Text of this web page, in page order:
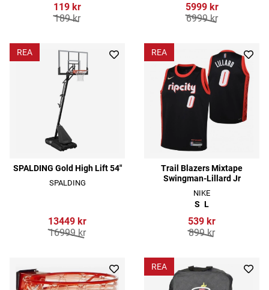
119 kr
189 kr
5999 kr
6999 kr
REA
SPALDING Gold High Lift 54"
SPALDING
13449 kr
16999 kr
REA
Trail Blazers Mixtape
Swingman-Lillard Jr
NIKE
S L
539 kr
899 kr
REA